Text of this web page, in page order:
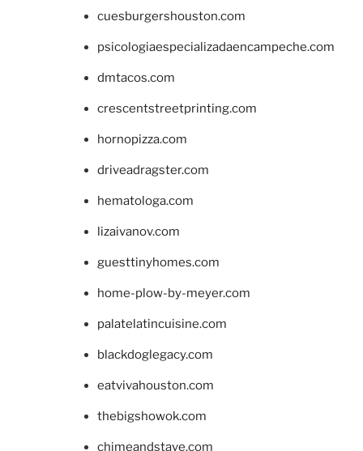
cuesburgershouston.com
psicologiaespecializadaencampeche.com
dmtacos.com
crescentstreetprinting.com
hornopizza.com
driveadragster.com
hematologa.com
lizaivanov.com
guesttinyhomes.com
home-plow-by-meyer.com
palatelatincuisine.com
blackdoglegacy.com
eatvivahouston.com
thebigshowok.com
chimeandstave.com